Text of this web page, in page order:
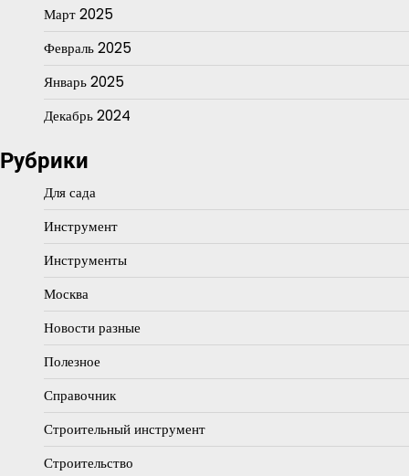
Март 2025
Февраль 2025
Январь 2025
Декабрь 2024
Рубрики
Для сада
Инструмент
Инструменты
Москва
Новости разные
Полезное
Справочник
Строительный инструмент
Строительство